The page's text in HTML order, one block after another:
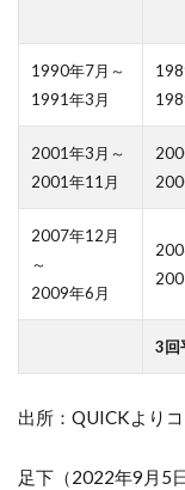
1990年7月～
1991年3月
2001年3月～
2001年11月
2007年12月
～
2009年6月
3回
出所：QUICKより
足下（2022年9月5